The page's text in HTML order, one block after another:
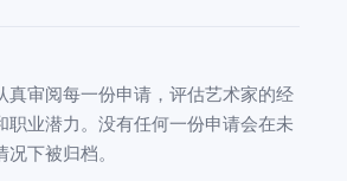
真审阅每一份申请，评估艺术家的经
职业潜力。没有任何一份申请会在未
下被归档。